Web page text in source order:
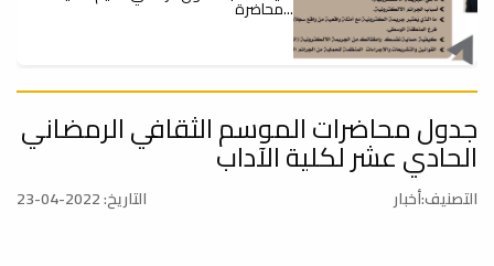
محاضرة...
ورشة عمل
إعلانات
تعلن كلية الآداب اعتزامها إقامة ورشة عمل
جدول محاضرات الموسم الثقافي الرمضاني
الحادي عشر لكلية الآداب
التصنيف:أخبار التاريخ: 2022-04-23